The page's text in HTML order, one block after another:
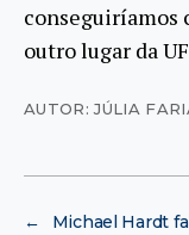
conseguiríamos
outro lugar da
AUTOR: JÚLIA
←
Michael Hardt